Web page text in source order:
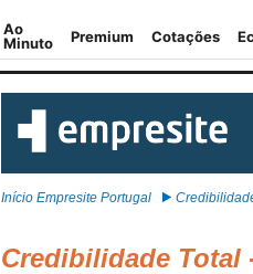
Início Empresite Portugal
Credibilidade Total